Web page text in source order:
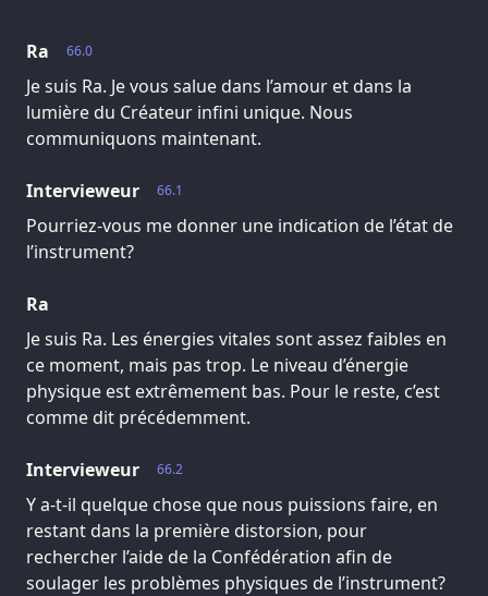
66.0
Ra
Je suis Ra. Je vous salue dans l’amour et dans la
lumière du Créateur infini unique. Nous
communiquons maintenant.
66.1
Intervieweur
Pourriez-vous me donner une indication de l’état de
l’instrument?
Ra
Je suis Ra. Les énergies vitales sont assez faibles en
ce moment, mais pas trop. Le niveau d’énergie
physique est extrêmement bas. Pour le reste, c’est
comme dit précédemment.
66.2
Intervieweur
Y a-t-il quelque chose que nous puissions faire, en
restant dans la première distorsion, pour
rechercher l’aide de la Confédération afin de
soulager les problèmes physiques de l’instrument?